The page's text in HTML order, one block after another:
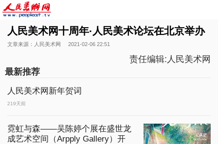
人民美术网十周年·人民美术论坛在北京举办
文章来源：人民美术网 2021-02-06 22:51
责任编辑:人民美术网
最新推荐
人民美术网新年贺词
219天前
霓虹与森——吴陈婷个展在盛世龙
成艺术空间（Arpply Gallery）开